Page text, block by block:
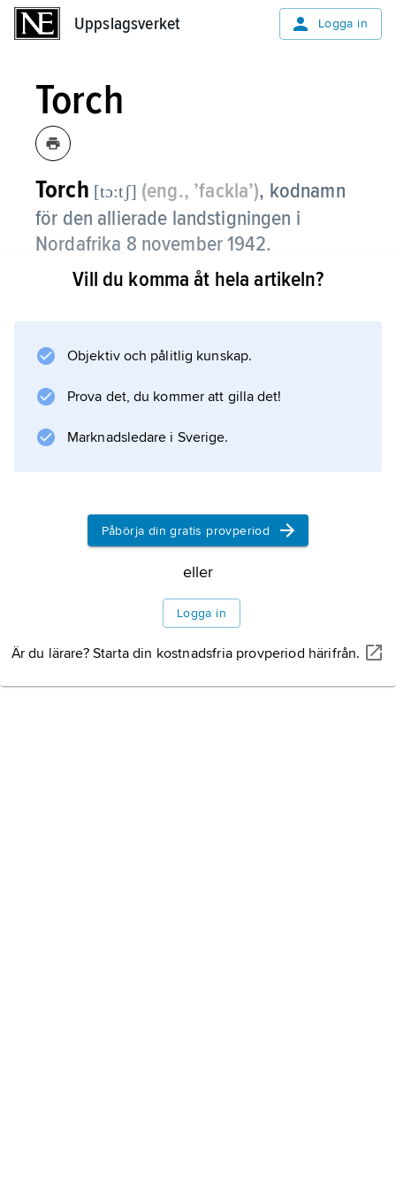
Uppslagsverket Logga in
Torch
Torch [tɔ:tʃ] (eng., ’fackla’), kodnamn
för den allierade landstigningen i
Nordafrika 8 november 1942.
Information om artikeln
Vill du komma åt hela artikeln?
Objektiv och pålitlig kunskap.
Prova det, du kommer att gilla det!
Marknadsledare i Sverige.
Påbörja din gratis provperiod
eller
Logga in
Är du lärare? Starta din kostnadsfria provperiod härifrån.